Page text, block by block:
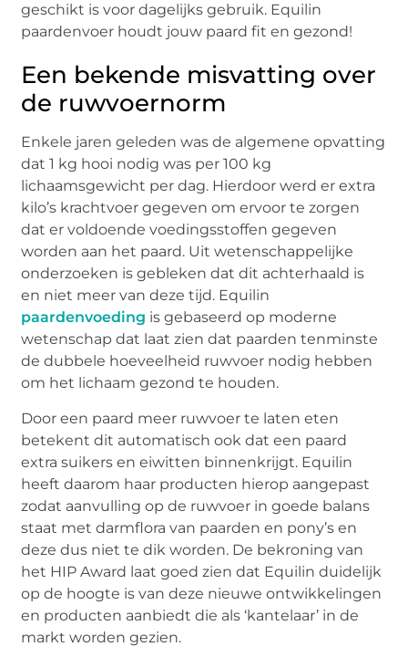
geschikt is voor dagelijks gebruik. Equilin
paardenvoer houdt jouw paard fit en gezond!
Een bekende misvatting over
de ruwvoernorm
Enkele jaren geleden was de algemene opvatting
dat 1 kg hooi nodig was per 100 kg
lichaamsgewicht per dag. Hierdoor werd er extra
kilo’s krachtvoer gegeven om ervoor te zorgen
dat er voldoende voedingsstoffen gegeven
worden aan het paard. Uit wetenschappelijke
onderzoeken is gebleken dat dit achterhaald is
en niet meer van deze tijd. Equilin
paardenvoeding is gebaseerd op moderne
wetenschap dat laat zien dat paarden tenminste
de dubbele hoeveelheid ruwvoer nodig hebben
om het lichaam gezond te houden.
Door een paard meer ruwvoer te laten eten
betekent dit automatisch ook dat een paard
extra suikers en eiwitten binnenkrijgt. Equilin
heeft daarom haar producten hierop aangepast
zodat aanvulling op de ruwvoer in goede balans
staat met darmflora van paarden en pony’s en
deze dus niet te dik worden. De bekroning van
het HIP Award laat goed zien dat Equilin duidelijk
op de hoogte is van deze nieuwe ontwikkelingen
en producten aanbiedt die als ‘kantelaar’ in de
markt worden gezien.